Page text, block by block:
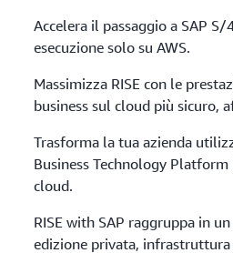
Accelera il passaggio a SAP
esecuzione solo su AWS.
Massimizza RISE con le
business sul cloud più sicuro,
Trasforma la tua azienda
Business Technology
cloud.
RISE with SAP raggruppa in
edizione privata,